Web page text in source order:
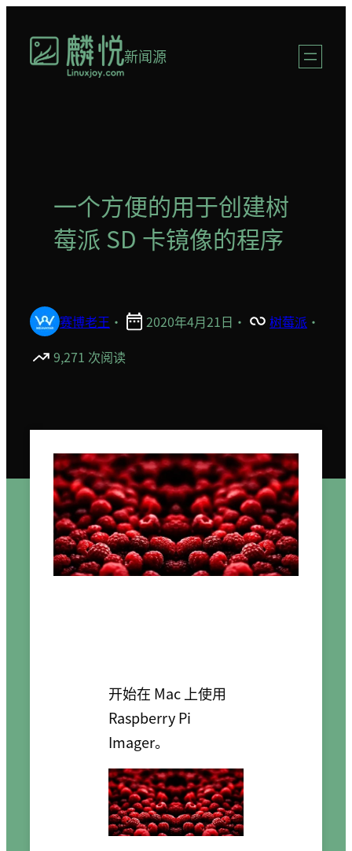
新闻源
一个方便的用于创建树
莓派 SD 卡镜像的程序
赛博老王 · 2020年4月21日 · 树莓派 ·
9,271 次阅读
开始在 Mac 上使用
Raspberry Pi
Imager。